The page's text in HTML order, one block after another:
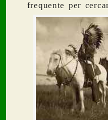
frequente per